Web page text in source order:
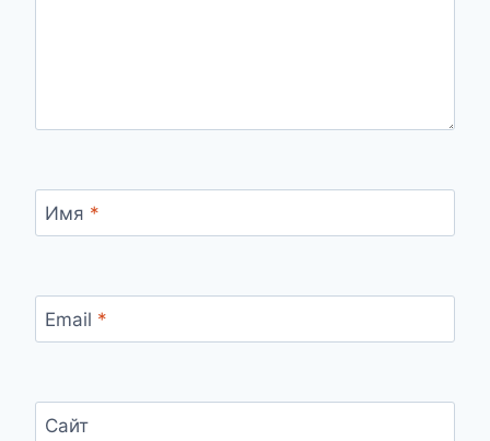
Имя *
Email *
Сайт